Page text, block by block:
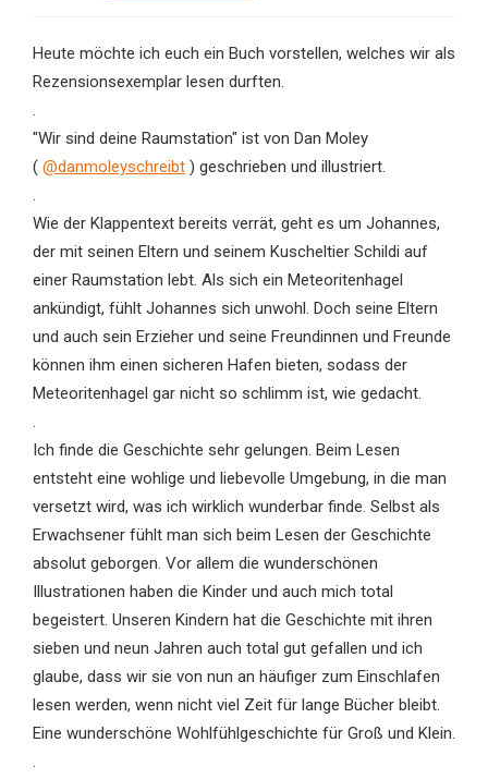
Heute möchte ich euch ein Buch vorstellen, welches wir als
Rezensionsexemplar lesen durften.
.
"Wir sind deine Raumstation" ist von Dan Moley
( @danmoleyschreibt) geschrieben und illustriert.
.
Wie der Klappentext bereits verrät, geht es um Johannes,
der mit seinen Eltern und seinem Kuscheltier Schildi auf
einer Raumstation lebt. Als sich ein Meteoritenhagel
ankündigt, fühlt Johannes sich unwohl. Doch seine Eltern
und auch sein Erzieher und seine Freundinnen und Freunde
können ihm einen sicheren Hafen bieten, sodass der
Meteoritenhagel gar nicht so schlimm ist, wie gedacht.
.
Ich finde die Geschichte sehr gelungen. Beim Lesen
entsteht eine wohlige und liebevolle Umgebung, in die man
versetzt wird, was ich wirklich wunderbar finde. Selbst als
Erwachsener fühlt man sich beim Lesen der Geschichte
absolut geborgen. Vor allem die wunderschönen
Illustrationen haben die Kinder und auch mich total
begeistert. Unseren Kindern hat die Geschichte mit ihren
sieben und neun Jahren auch total gut gefallen und ich
glaube, dass wir sie von nun an häufiger zum Einschlafen
lesen werden, wenn nicht viel Zeit für lange Bücher bleibt.
Eine wunderschöne Wohlfühlgeschichte für Groß und Klein.
.